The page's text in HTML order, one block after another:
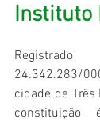
Instituto
24.342.283/
cidade de Três